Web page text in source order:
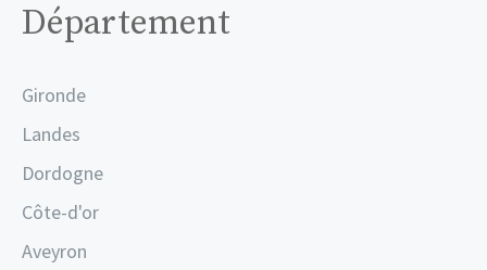
Département
Gironde
Landes
Dordogne
Côte-d'or
Aveyron